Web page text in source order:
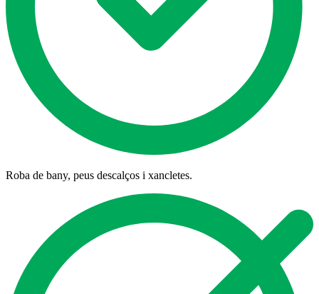
Roba de bany, peus descalços i xancletes.